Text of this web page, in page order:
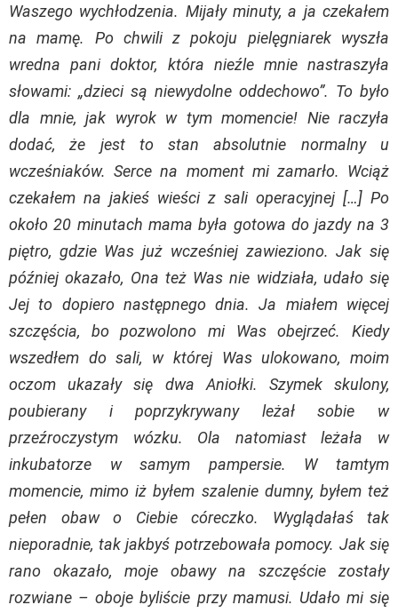
Waszego wychłodzenia. Mijały minuty, a ja czekałem
na mamę. Po chwili z pokoju pielęgniarek wyszła
wredna pani doktor, która nieźle mnie nastraszyła
słowami: „dzieci są niewydolne oddechowo”. To było
dla mnie, jak wyrok w tym momencie! Nie raczyła
dodać, że jest to stan absolutnie normalny u
wcześniaków. Serce na moment mi zamarło. Wciąż
czekałem na jakieś wieści z sali operacyjnej […] Po
około 20 minutach mama była gotowa do jazdy na 3
piętro, gdzie Was już wcześniej zawieziono. Jak się
później okazało, Ona też Was nie widziała, udało się
Jej to dopiero następnego dnia. Ja miałem więcej
szczęścia, bo pozwolono mi Was obejrzeć. Kiedy
wszedłem do sali, w której Was ulokowano, moim
oczom ukazały się dwa Aniołki. Szymek skulony,
poubierany i poprzykrywany leżał sobie w
przeźroczystym wózku. Ola natomiast leżała w
inkubatorze w samym pampersie. W tamtym
momencie, mimo iż byłem szalenie dumny, byłem też
pełen obaw o Ciebie córeczko. Wyglądałaś tak
nieporadnie, tak jakbyś potrzebowała pomocy. Jak się
rano okazało, moje obawy na szczęście zostały
rozwiane – oboje byliście przy mamusi. Udało mi się